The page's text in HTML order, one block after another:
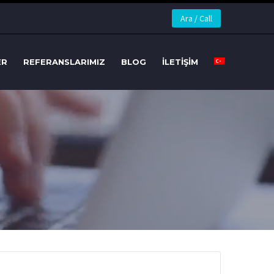
Ara / Call
REFERANSLARIMIZ BLOG İLETIŞIM